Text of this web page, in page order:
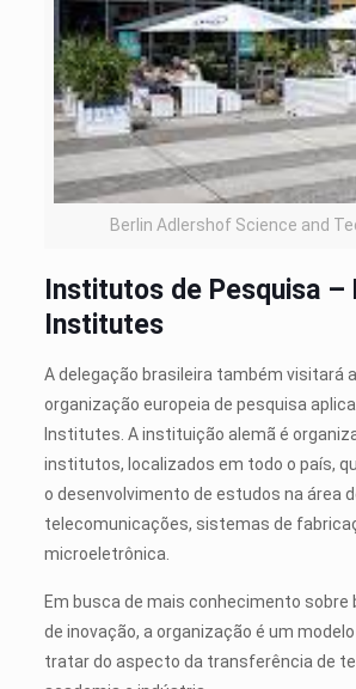
Berlin Adlershof Science and
Institutos de Pesquisa –
Institutes
A delegação brasileira também visitará
organização europeia de pesquisa
Institutes. A instituição alemã é
institutos, localizados em todo o país,
o desenvolvimento de estudos na área
telecomunicações, sistemas de
microeletrônica.
Em busca de mais conhecimento sobre
de inovação, a organização é um
tratar do aspecto da transferência de